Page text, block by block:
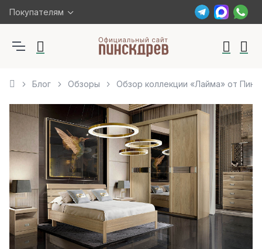
Покупателям
Блог Обзоры Обзор коллекции «Лайма» от